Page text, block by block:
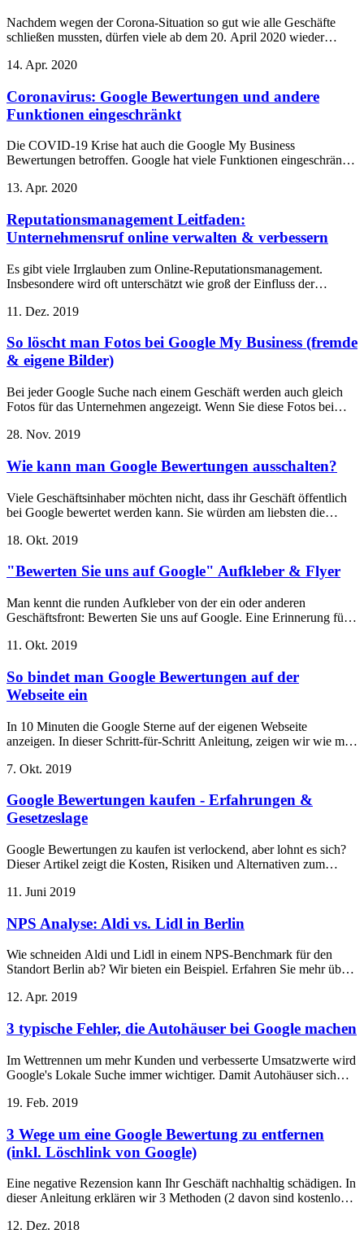
Nachdem wegen der Corona-Situation so gut wie alle Geschäfte
schließen mussten, dürfen viele ab dem 20. April 2020 wieder
Business.
14. Apr. 2020
Coronavirus: Google Bewertungen und andere
Funktionen eingeschränkt
Die COVID-19 Krise hat auch die Google My Business
Bewertungen betroffen. Google hat viele Funktionen eingeschränkt,
Kurznamen.
13. Apr. 2020
Reputationsmanagement Leitfaden:
Unternehmensruf online verwalten & verbessern
Es gibt viele Irrglauben zum Online-Reputationsmanagement.
Insbesondere wird oft unterschätzt wie groß der Einfluss der
11. Dez. 2019
So löscht man Fotos bei Google My Business (fremde
& eigene Bilder)
Bei jeder Google Suche nach einem Geschäft werden auch gleich
Fotos für das Unternehmen angezeigt. Wenn Sie diese Fotos bei
es wahrscheinlich einen dieser zwei Gründe.
28. Nov. 2019
Wie kann man Google Bewertungen ausschalten?
Viele Geschäftsinhaber möchten nicht, dass ihr Geschäft öffentlich
bei Google bewertet werden kann. Sie würden am liebsten die
18. Okt. 2019
"Bewerten Sie uns auf Google" Aufkleber & Flyer
Man kennt die runden Aufkleber von der ein oder anderen
Geschäftsfront: Bewerten Sie uns auf Google. Eine Erinnerung für
11. Okt. 2019
So bindet man Google Bewertungen auf der
Webseite ein
In 10 Minuten die Google Sterne auf der eigenen Webseite
anzeigen. In dieser Schritt-für-Schritt Anleitung, zeigen wir wie man
7. Okt. 2019
Google Bewertungen kaufen - Erfahrungen &
Gesetzeslage
Google Bewertungen zu kaufen ist verlockend, aber lohnt es sich?
Dieser Artikel zeigt die Kosten, Risiken und Alternativen zum
11. Juni 2019
NPS Analyse: Aldi vs. Lidl in Berlin
Wie schneiden Aldi und Lidl in einem NPS-Benchmark für den
Standort Berlin ab? Wir bieten ein Beispiel. Erfahren Sie mehr über
12. Apr. 2019
3 typische Fehler, die Autohäuser bei Google machen
Im Wettrennen um mehr Kunden und verbesserte Umsatzwerte wird
Google's Lokale Suche immer wichtiger. Damit Autohäuser sich
Google My Business sehr wichtig.
19. Feb. 2019
3 Wege um eine Google Bewertung zu entfernen
(inkl. Löschlink von Google)
Eine negative Rezension kann Ihr Geschäft nachhaltig schädigen. In
dieser Anleitung erklären wir 3 Methoden (2 davon sind kostenlos)
12. Dez. 2018